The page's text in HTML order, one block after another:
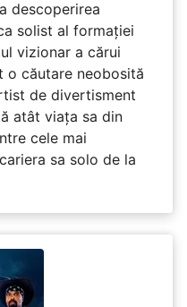
descoperirea
solist al formației
vizionar a cărui
o căutare neobosită
de divertisment
atât viața sa din
cele mai
sa solo de la